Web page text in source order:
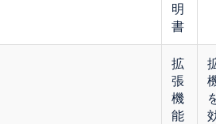
明
書
拡
張
機
能